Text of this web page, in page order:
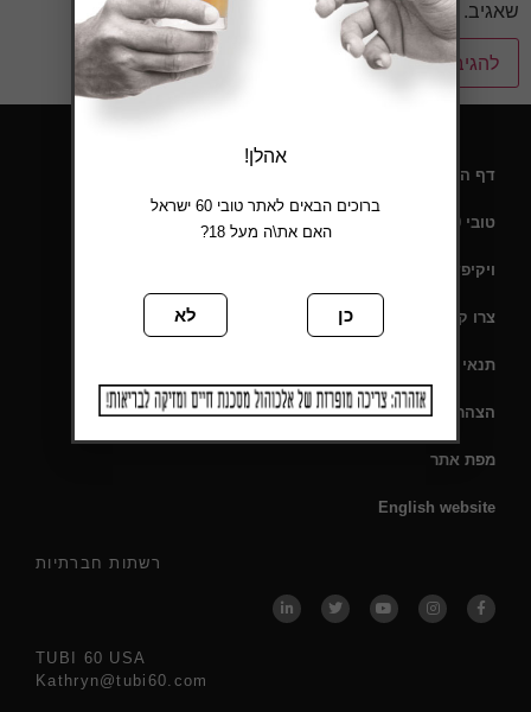
שאגיב.
רשתות חברתיות
TUBI 60 USA
Kathryn@tubi60.com
דף הבית
טובי 60 – תעודת כשרות
ויקיפדיה
צרו קשר
תנאי שימוש
הצהרת נגישות
מפת אתר
English website
אהלן!
ברוכים הבאים לאתר טובי 60 ישראל
האם את\ה מעל 18?
כן לא